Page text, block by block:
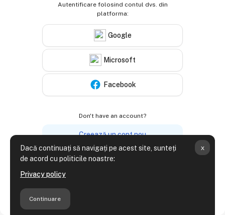
Dacă continuați să navigați pe acest site, sunteți
de acord cu politicile noastre:
Privacy policy
Continuare
x
Autentificare folosind contul dvs. din
platforma:
Google
Microsoft
Facebook
Don't have an account?
Creează un cont nou
site, va trebui mai întâi să vă creaţi un
cont.